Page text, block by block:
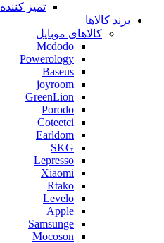
تمیز کننده
برند کالاها
کالاهای موبایل
Mcdodo
Powerology
Baseus
joyroom
GreenLion
Porodo
Coteetci
Earldom
SKG
Lepresso
Xiaomi
Rtako
Levelo
Apple
Samsunge
Mocoson